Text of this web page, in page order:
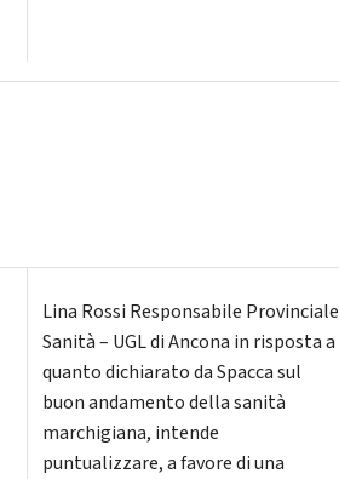
Lina Rossi Responsabile Provinciale
Sanità – UGL di Ancona in risposta a
quanto dichiarato da Spacca sul
buon andamento della sanità
marchigiana, intende
puntualizzare, a favore di una